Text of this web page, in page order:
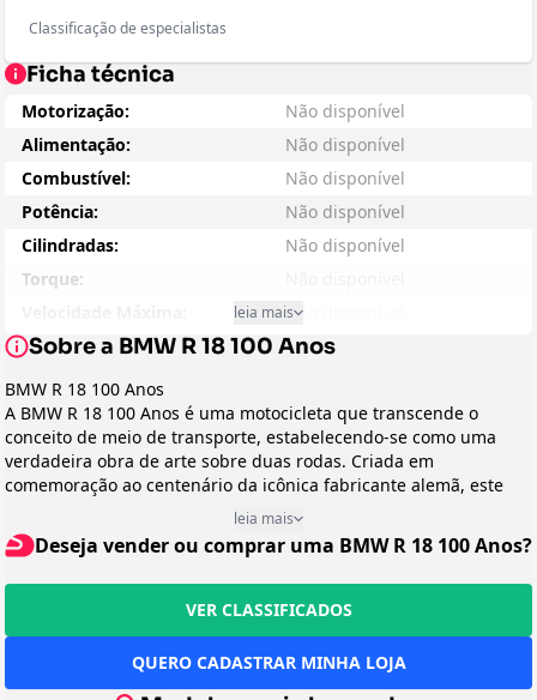
Classificação de especialistas
Ficha técnica
Motorização:
Não disponível
Alimentação:
Não disponível
Combustível:
Não disponível
Potência:
Não disponível
Cilindradas:
Não disponível
Torque:
Não disponível
Consumo - Cidade:
Não disponível
Consumo - Estrada:
Entre-eixos:
Não disponível
Peso:
Não disponível
Suspensão Dianteira:
Não disponível
Não disponível
Freio:
Não disponível
Preço Sugerido:
Não disponível
Não disponível
leia mais
Sobre a BMW R 18 100 Anos
BMW R 18 100 Anos
A BMW R 18 100 Anos é uma motocicleta que transcende o
conceito de meio de transporte, estabelecendo-se como uma
verdadeira obra de arte sobre duas rodas. Criada em
comemoração ao centenário da icônica fabricante alemã, este
modelo exclusivo representa a perfeita fusão entre o legado
histórico da marca e sua visão para o futuro. Destinada a
entusiastas e colecionadores que apreciam o refinamento
artesanal, a tradição motociclística e o prestígio de possuir uma
peça única e limitada da história da BMW Motorrad.
Design e Categoria
Classificada como uma autêntica custom cruiser , a R 18 100
Anos exibe um design que presta homenagem à lendária BMW R
leia mais
Deseja vender ou comprar uma BMW R 18 100 Anos?
VER CLASSIFICADOS
QUERO CADASTRAR MINHA LOJA